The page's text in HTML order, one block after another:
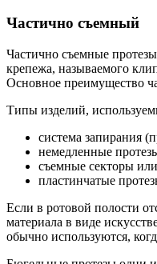
Частично съемный
Частично съемные
крепежа, называемого
Основное преимущество
Типы изделий,
система запирания
немедленные
съемные секторы
пластинчатые
Если в ротовой полости
материала в виде
обычно используются,